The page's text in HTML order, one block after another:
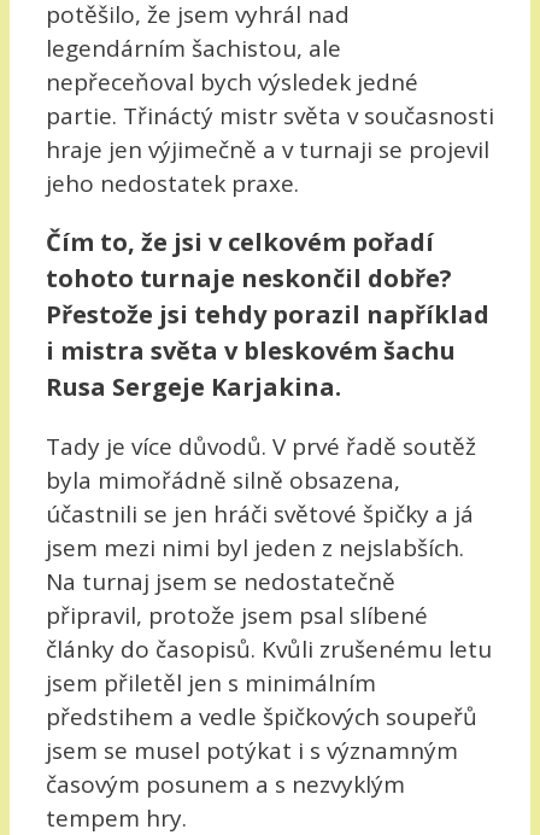
potěšilo, že jsem vyhrál nad
legendárním šachistou, ale
nepřeceňoval bych výsledek jedné
partie. Třináctý mistr světa v současnosti
hraje jen výjimečně a v turnaji se projevil
jeho nedostatek praxe.
Čím to, že jsi v celkovém pořadí
tohoto turnaje neskončil dobře?
Přestože jsi tehdy porazil například
i mistra světa v bleskovém šachu
Rusa Sergeje Karjakina.
Tady je více důvodů. V prvé řadě soutěž
byla mimořádně silně obsazena,
účastnili se jen hráči světové špičky a já
jsem mezi nimi byl jeden z nejslabších.
Na turnaj jsem se nedostatečně
připravil, protože jsem psal slíbené
články do časopisů. Kvůli zrušenému letu
jsem přiletěl jen s minimálním
předstihem a vedle špičkových soupeřů
jsem se musel potýkat i s významným
časovým posunem a s nezvyklým
tempem hry.